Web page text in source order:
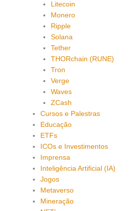
Litecoin
Monero
Ripple
Solana
Tether
THORchain (RUNE)
Tron
Verge
Waves
ZCash
Cursos e Palestras
Educação
ETFs
ICOs e Investimentos
Imprensa
Inteligência Artificial (IA)
Jogos
Metaverso
Mineração